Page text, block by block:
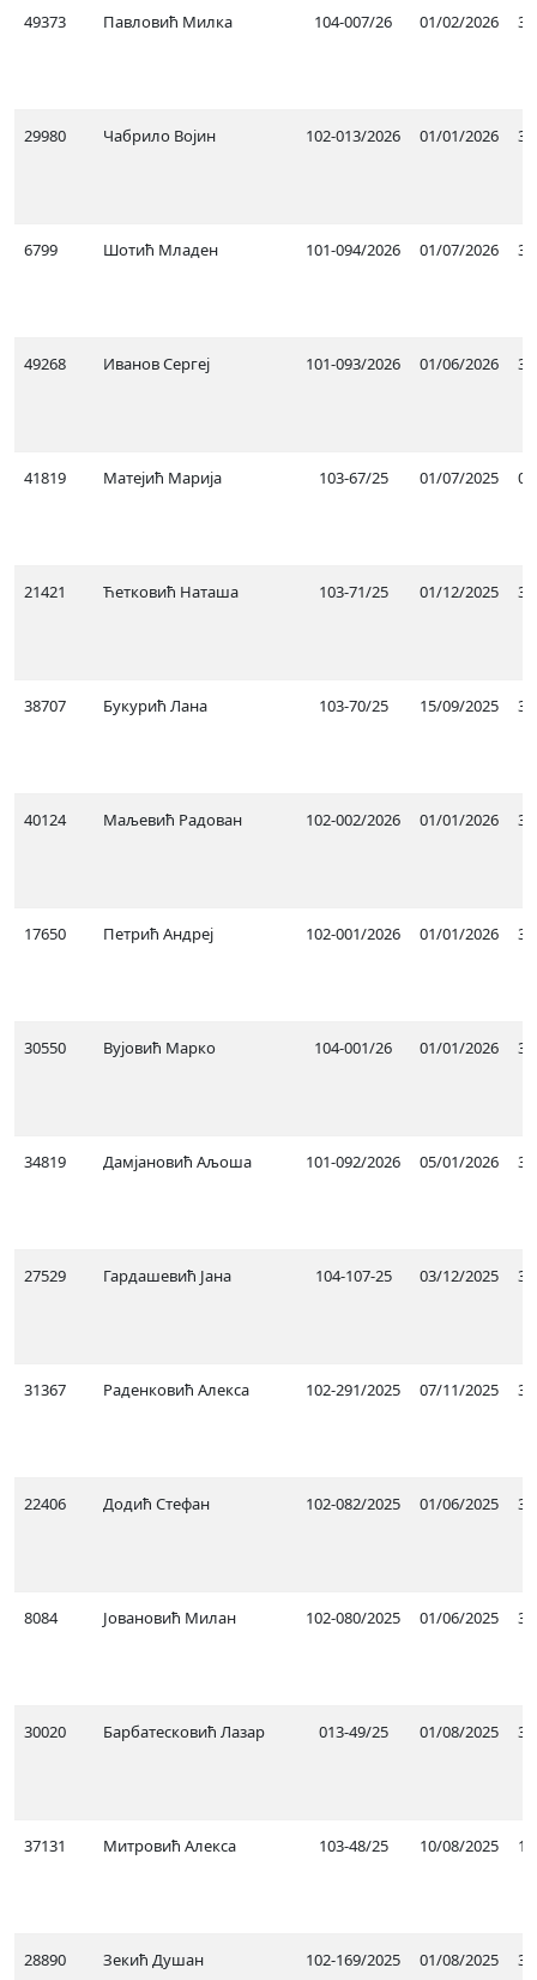
49373 Павловић Милка 104-007/26 01/02/2026
29980 Чабрило Војин 102-013/2026 01/01/2026
6799 Шотић Младен 101-094/2026 01/07/2026
49268 Иванов Сергеј 101-093/2026 01/06/2026
41819 Матејић Марија 103-67/25 01/07/2025
21421 Ћетковић Наташа 103-71/25 01/12/2025
38707 Букурић Лана 103-70/25 15/09/2025
40124 Маљевић Радован 102-002/2026 01/01/2026
17650 Петрић Андреј 102-001/2026 01/01/2026
30550 Вујовић Марко 104-001/26 01/01/2026
34819 Дамјановић Аљоша 101-092/2026 05/01/2026
27529 Гардашевић Јана 104-107-25 03/12/2025
31367 Раденковић Алекса 102-291/2025 07/11/2025
22406 Додић Стефан 102-082/2025 01/06/2025
8084 Јовановић Милан 102-080/2025 01/06/2025
30020 Барбатесковић Лазар 013-49/25 01/08/2025
37131 Митровић Алекса 103-48/25 10/08/2025
28890 Зекић Душан 102-169/2025 01/08/2025